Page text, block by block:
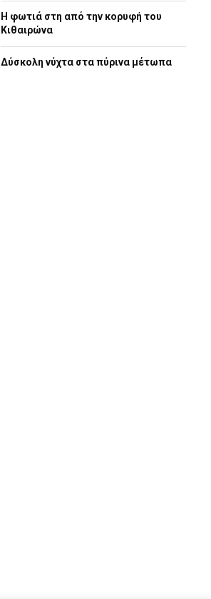
Η φωτιά στη από την κορυφή του
Κιθαιρώνα
Δύσκολη νύχτα στα πύρινα μέτωπα